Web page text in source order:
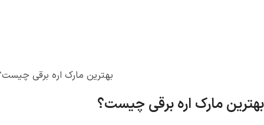
بهترین مارک اره برقی
بهترین مارک اره برقی چیست؟